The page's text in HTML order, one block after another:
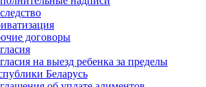
договоры
на выезд ребенка за пределы
Беларусь